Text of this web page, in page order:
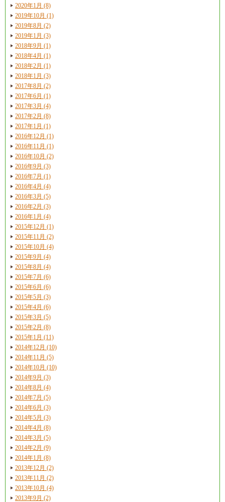
2020年1月 (8)
2019年10月 (1)
2019年8月 (2)
2019年1月 (3)
2018年9月 (1)
2018年4月 (1)
2018年2月 (1)
2018年1月 (3)
2017年8月 (2)
2017年6月 (1)
2017年3月 (4)
2017年2月 (8)
2017年1月 (1)
2016年12月 (1)
2016年11月 (1)
2016年10月 (2)
2016年9月 (3)
2016年7月 (1)
2016年4月 (4)
2016年3月 (5)
2016年2月 (3)
2016年1月 (4)
2015年12月 (1)
2015年11月 (2)
2015年10月 (4)
2015年9月 (4)
2015年8月 (4)
2015年7月 (6)
2015年6月 (6)
2015年5月 (3)
2015年4月 (6)
2015年3月 (5)
2015年2月 (8)
2015年1月 (11)
2014年12月 (10)
2014年11月 (5)
2014年10月 (10)
2014年9月 (3)
2014年8月 (4)
2014年7月 (5)
2014年6月 (3)
2014年5月 (3)
2014年4月 (8)
2014年3月 (5)
2014年2月 (9)
2014年1月 (8)
2013年12月 (2)
2013年11月 (2)
2013年10月 (4)
2013年9月 (2)